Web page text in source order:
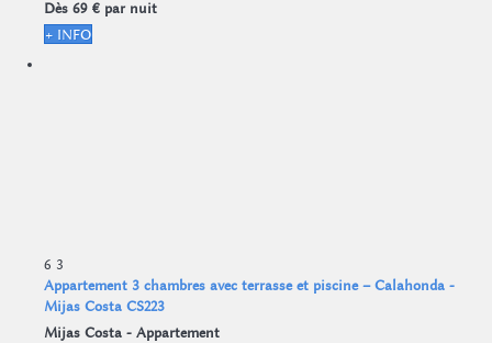
Dès 69 € par nuit
+ INFO
6 3
Appartement 3 chambres avec terrasse et piscine – Calahonda -
Mijas Costa CS223
Mijas Costa - Appartement